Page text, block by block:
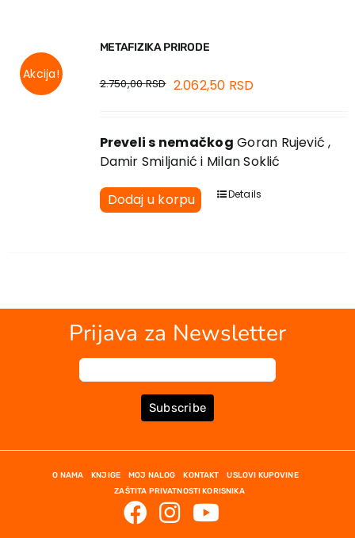
Akcija!
METAFIZIKA PRIRODE
2.750,00RSD 2.062,50 RSD
Preveli s nemačkog Goran Rujević ,
Damir Smiljanić i Milan Soklić
Dodaj u korpu Details
Prijava za Newsletter
Subscribe
O NAMA KNJIGE MOJ NALOG KONTAKT
USLOVI KUPOVINE
ZAŠTITA PRIVATNOSTI KORISNIKA